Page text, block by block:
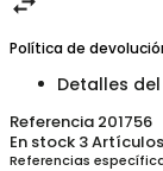
Política de
Detalles
Referencia 201756
En stock 3 Artículos
Referencias